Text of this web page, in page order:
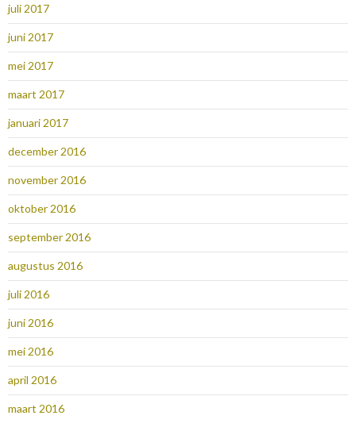
juli 2017
juni 2017
mei 2017
maart 2017
januari 2017
december 2016
november 2016
oktober 2016
september 2016
augustus 2016
juli 2016
juni 2016
mei 2016
april 2016
maart 2016